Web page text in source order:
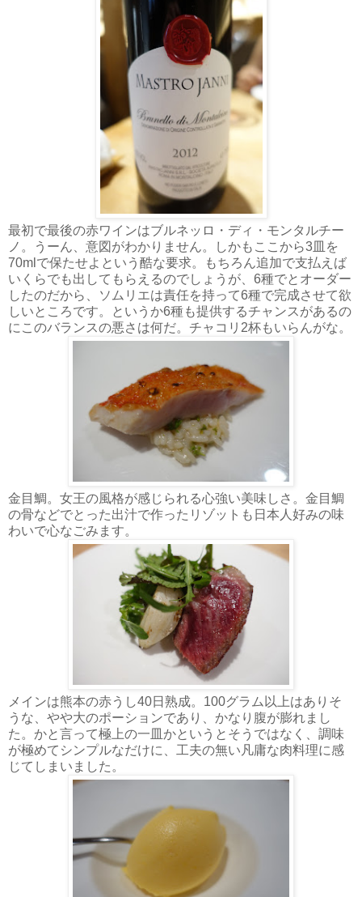
最初で最後の赤ワインはブルネッロ・ディ・モンタルチー
ノ。うーん、意図がわかりません。しかもここから3皿を
70mlで保たせよという酷な要求。もちろん追加で支払えば
いくらでも出してもらえるのでしょうが、6種でとオーダー
したのだから、ソムリエは責任を持って6種で完成させて欲
しいところです。というか6種も提供するチャンスがあるの
にこのバランスの悪さは何だ。チャコリ2杯もいらんがな。
金目鯛。女王の風格が感じられる心強い美味しさ。金目鯛
の骨などでとった出汁で作ったリゾットも日本人好みの味
わいで心なごみます。
メインは熊本の赤うし40日熟成。100グラム以上はありそ
うな、やや大のポーションであり、かなり腹が膨れまし
た。かと言って極上の一皿かというとそうではなく、調味
が極めてシンプルなだけに、工夫の無い凡庸な肉料理に感
じてしまいました。